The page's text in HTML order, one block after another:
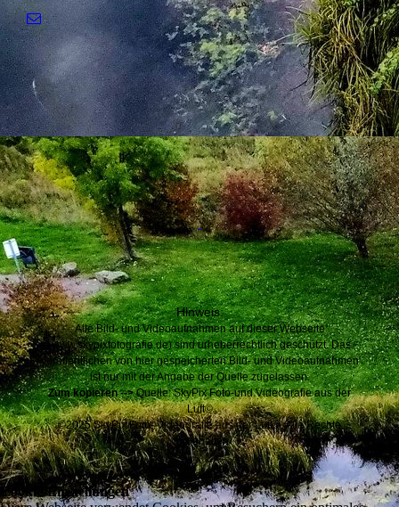
Hinweis:
Alle Bild- und Videoaufnahmen auf dieser Webseite
(www.skypixfotografie.de) sind urheberrechtlich geschützt. Das
veröffentlichen von hier gespeicherten Bild- und Videoaufnahmen
ist nur mit der Angabe der Quelle zugelassen.
Zum kopieren -->Quelle: SkyPix Foto-und Videografie aus der
Luft©️
©️2025 SkyPix Foto- Videografie aus der Luft©️, Alle Rechte
vorbehalten
Cookie-Einstellungen